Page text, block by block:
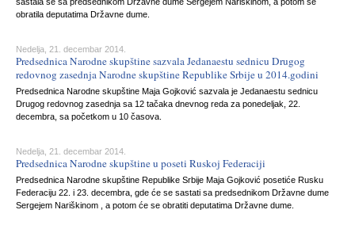
obratila deputatima Državne dume.
Nedelja, 21. decembar 2014.
Predsednica Narodne skupštine sazvala Jedanaestu sednicu Drugog
redovnog zasednja Narodne skupštine Republike Srbije u 2014.godini
Predsednica Narodne skupštine Maja Gojković sazvala je Jedanaestu sednicu
Drugog redovnog zasednja sa 12 tačaka dnevnog reda za ponedeljak, 22.
decembra, sa početkom u 10 časova.
Nedelja, 21. decembar 2014.
Predsednica Narodne skupštine u poseti Ruskoj Federaciji
Predsednica Narodne skupštine Republike Srbije Maja Gojković posetiće Rusku
Federaciju 22. i 23. decembra, gde će se sastati sa predsednikom Državne dume
Sergejem Nariškinom , a potom će se obratiti deputatima Državne dume.